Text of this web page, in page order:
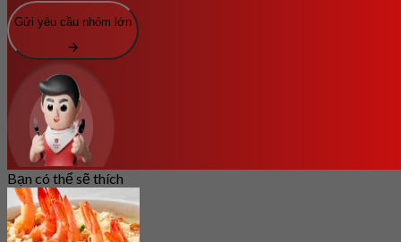
Gửi yêu cầu nhóm lớn
Bạn có thể sẽ thích